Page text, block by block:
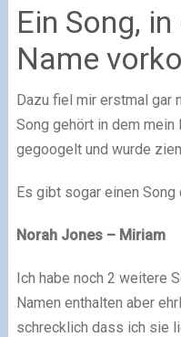
Ein Song,
Name
Dazu fiel mir erstmal gar
Song gehört in dem mein
gegoogelt und wurde
Es gibt sogar einen
Norah Jones– Miriam
Ich habe noch 2 weitere
Namen enthalten aber
schrecklich dass ich sie